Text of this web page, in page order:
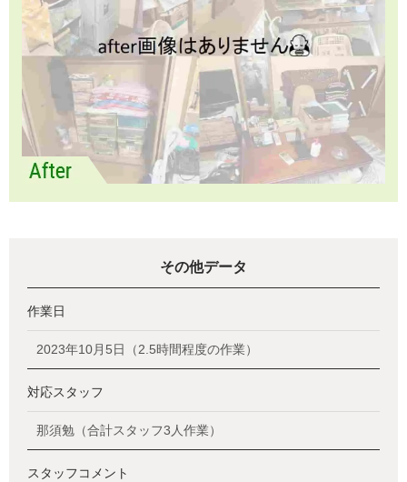
その他データ
作業日
2023年10月5日（2.5時間程度の作業）
対応スタッフ
那須勉（合計スタッフ3人作業）
スタッフコメント